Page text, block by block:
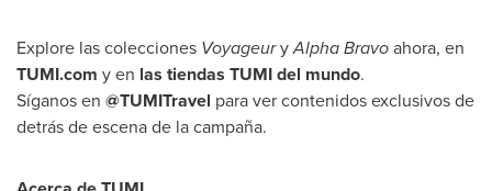
Explore las colecciones VoyageuryAlpha Bravoahora, en
TUMI.com y en las tiendas TUMI del mundo.
Síganos en @TUMITravel para ver contenidos exclusivos de
detrás de escena de la campaña.